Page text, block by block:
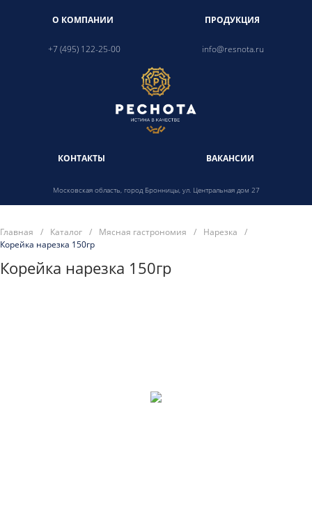
О КОМПАНИИ ПРОДУКЦИЯ
+7 (495) 122-25-00 info@resnota.ru
КОНТАКТЫ ВАКАНСИИ
Московская область, город Бронницы, ул. Центральная дом 27
Главная / Каталог / Мясная гастрономия / Нарезка
/
Корейка нарезка 150гр
Корейка нарезка 150гр